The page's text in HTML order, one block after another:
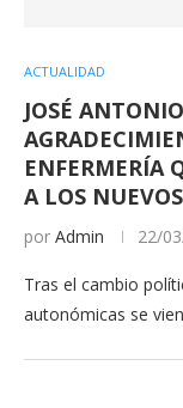
ACTUALIDAD
JOSÉ
ENFERMERÍA
A LOS
por Admin 22/
Tras el cambio
autonómicas se